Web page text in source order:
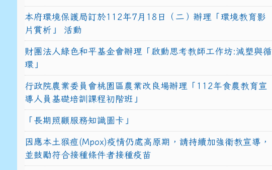
本府環境保護局訂於112年7月18日（二）辦理「環境教育影
片賞析」 活動
財團法人綠色和平基金會辦理「啟動思考教師工作坊:減塑與循
環」
行政院農業委員會桃園區農業改良場辦理「112年食農教育宣
導人員基礎培訓課程初階班」
「長期照顧服務知識圖卡」
因應本土猴痘(Mpox)疫情仍處高原期，請持續加強衛教宣導，
並鼓勵符合接種條件者接種疫苗